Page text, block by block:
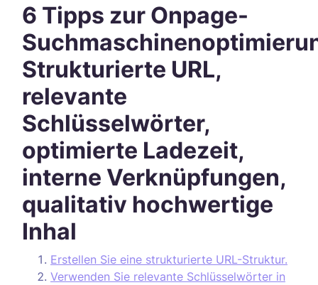
6 Tipps zur Onpage-
Strukturierte URL,
relevante
Schlüsselwörter,
optimierte Ladezeit,
interne Verknüpfungen,
qualitativ hochwertige
Inhal
Erstellen Sie eine strukturierte URL-Struktur.
Verwenden Sie relevante Schlüsselwörter in